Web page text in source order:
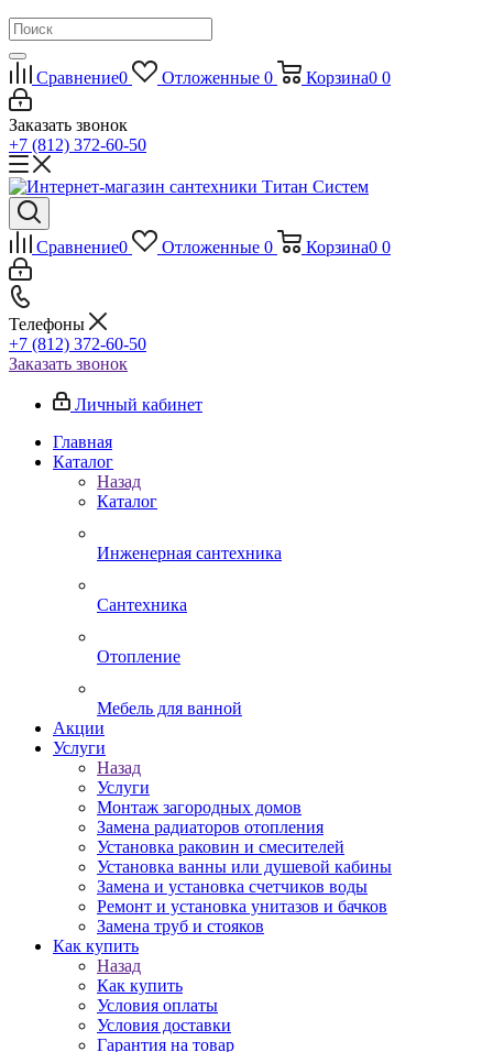
Сравнение0 Отложенные 0 Корзина0 0
Заказать звонок
+7 (812) 372-60-50
Сравнение0 Отложенные 0 Корзина0 0
Телефоны
+7 (812) 372-60-50
Заказать звонок
Личный кабинет
Главная
Каталог
Назад
Каталог
Инженерная сантехника
Сантехника
Отопление
Мебель для ванной
Акции
Услуги
Назад
Услуги
Монтаж загородных домов
Замена радиаторов отопления
Установка раковин и смесителей
Установка ванны или душевой кабины
Замена и установка счетчиков воды
Ремонт и установка унитазов и бачков
Замена труб и стояков
Как купить
Назад
Как купить
Условия оплаты
Условия доставки
Гарантия на товар